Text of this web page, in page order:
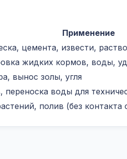
Применение
цемента, извести,
жидких кормов, воды,
вынос золы, угля
переноска воды для
полив (без